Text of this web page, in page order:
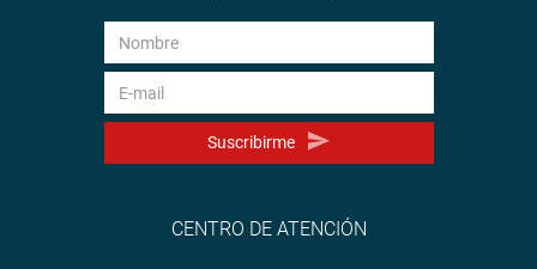
Suscribirme
CENTRO DE ATENCIÓN